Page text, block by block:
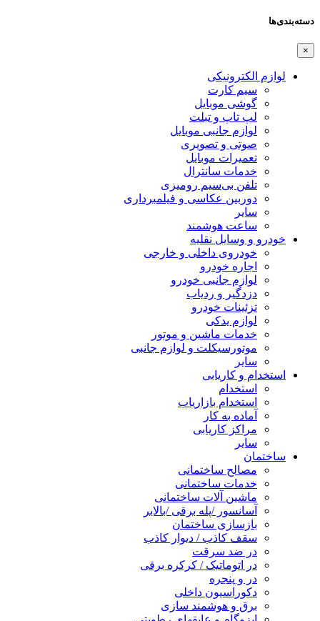
دسته‌بندی‌ها
×
لوازم الکترونیکی
سیم کارت
گوشی موبایل
لپ تاپ و تبلت
لوازم جانبی موبایل
صوتی و تصویری
تعمیرات موبایل
خدمات سانترال
تلفن بی‌سیم رومیزی
دوربین عکاسی و فیلمبرداری
سایر
ساعت هوشمند
خودرو و وسایل نقلیه
خودروی داخلی و خارجی
اجاره خودرو
لوازم جانبی خودرو
دزدگیر و ردیاب
تزئینات خودرو
لوازم یدکی
خدمات ماشین و موتور
موتورسیکلت و لوازم جانبی
سایر
استخدام و کاریابی
استخدام
استخدام بازاریاب
آماده به کار
مراکز کاریابی
سایر
ساختمان
مصالح ساختمانی
خدمات ساختمانی
ماشین آلات ساختمانی
آسانسور /پله برقی /بالابر
بازسازی ساختمان
سقف کاذب / دیوار کاذب
در ضد سرقت
در اتوماتیک / کرکره برقی
در و پنجره
دکوراسیون داخلی
برق و هوشمند سازی